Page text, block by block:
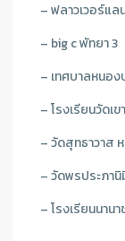
– ฟลาวเวอร์แ
– big c พัทยา 3
– เทศบาลหนอ
– โรงเรียนวัดเ
– วัดสุทธาวาส
– วัดพรประภา
– โรงเรียนนาน